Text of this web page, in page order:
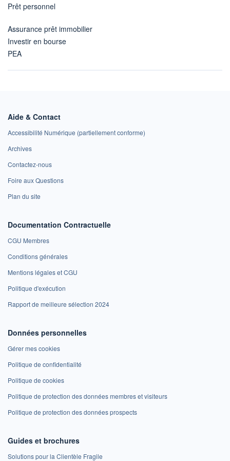
Prêt personnel
Assurance prêt immobilier
Investir en bourse
PEA
Aide & Contact
Accessibilité Numérique (partiellement conforme)
Archives
Contactez-nous
Foire aux Questions
Plan du site
Documentation Contractuelle
CGU Membres
Conditions générales
Mentions légales et CGU
Politique d'exécution
Rapport de meilleure sélection 2024
Données personnelles
Gérer mes cookies
Politique de confidentialité
Politique de cookies
Politique de protection des données membres et visiteurs
Politique de protection des données prospects
Guides et brochures
Solutions pour la Clientèle Fragile